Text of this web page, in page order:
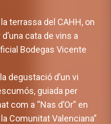
terrassa del CAHH, on
cata de vins a
Bodegas Vicente
degustació d’un vi
guiada per
com a “Nas d’Or” en
Comunitat Valenciana”